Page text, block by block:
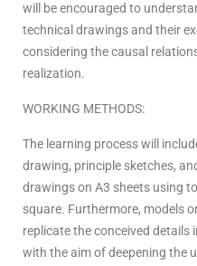
will be encouraged to
technical drawings and their
considering the causal
realization.
WORKING METHODS:
The learning process will
drawing, principle sketches,
drawings on A3 sheets using
square. Furthermore, models
replicate the conceived details
with the aim of deepening the